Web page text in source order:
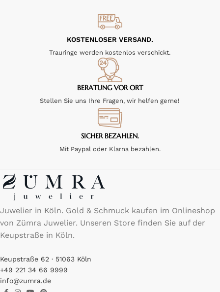
KOSTENLOSER VERSAND.
Trauringe werden kostenlos verschickt.
BERATUNG VOR ORT
Stellen Sie uns Ihre Fragen, wir helfen gerne!
SICHER BEZAHLEN.
Mit Paypal oder Klarna bezahlen.
Juwelier in Köln. Gold & Schmuck kaufen im Onlineshop
von Zümra Juwelier. Unseren Store finden Sie auf der
Keupstraße in Köln.
Keupstraße 62 · 51063 Köln
+49 221 34 66 9999
info@zumra.de